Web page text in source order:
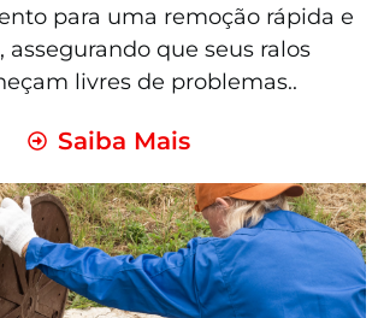
para uma remoção rápida e
assegurando que seus ralos
livres de problemas..
Saiba Mais